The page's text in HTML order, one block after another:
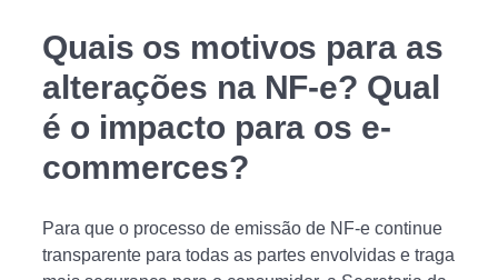
Quais os motivos para as
alterações na NF-e? Qual
é o impacto para os e-
commerces?
Para que o processo de emissão de NF-e continue
transparente para todas as partes envolvidas e traga